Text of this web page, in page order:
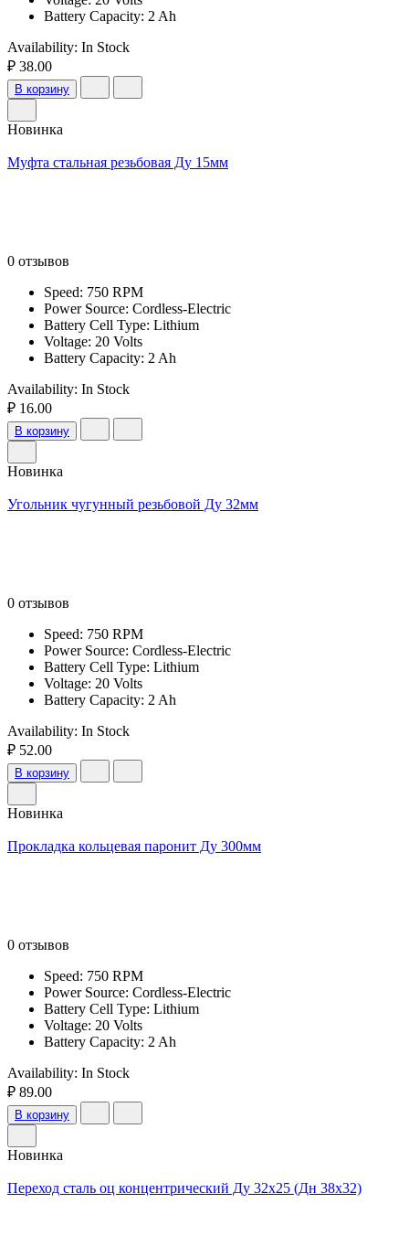
Battery Capacity: 2 Ah
Availability: In Stock
₽ 38.00
В корзину
Новинка
Муфта стальная резьбовая Ду 15мм
0 отзывов
Speed: 750 RPM
Power Source: Cordless-Electric
Battery Cell Type: Lithium
Voltage: 20 Volts
Battery Capacity: 2 Ah
Availability: In Stock
₽ 16.00
В корзину
Новинка
Угольник чугунный резьбовой Ду 32мм
0 отзывов
Speed: 750 RPM
Power Source: Cordless-Electric
Battery Cell Type: Lithium
Voltage: 20 Volts
Battery Capacity: 2 Ah
Availability: In Stock
₽ 52.00
В корзину
Новинка
Прокладка кольцевая паронит Ду 300мм
0 отзывов
Speed: 750 RPM
Power Source: Cordless-Electric
Battery Cell Type: Lithium
Voltage: 20 Volts
Battery Capacity: 2 Ah
Availability: In Stock
₽ 89.00
В корзину
Новинка
Переход сталь оц концентрический Ду 32х25 (Дн 38х32)